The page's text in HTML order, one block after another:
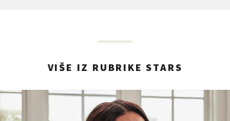
VIŠE IZ RUBRIKE STARS